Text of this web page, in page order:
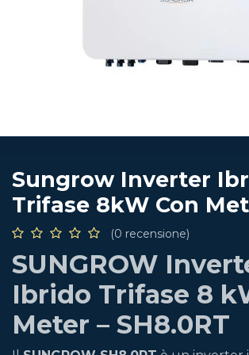
Sungrow Inverter
Trifase 8kW Con
(0 recensione)
SUNGROW
Ibrido Trifase 8
Meter – SH8.0RT